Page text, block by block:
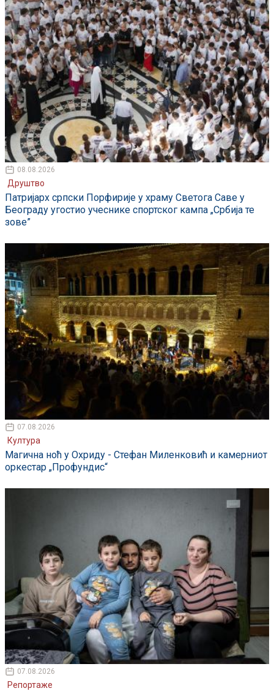
08.08.2026
Друштво
Патријарх српски Порфирије у храму Светога Саве у
Београду угостио учеснике спортског кампа „Србија те
зове”
07.08.2026
Култура
Магична ноћ у Охриду - Стефан Миленковић и камерниот
оркестар „Профундис“
07.08.2026
Репортаже